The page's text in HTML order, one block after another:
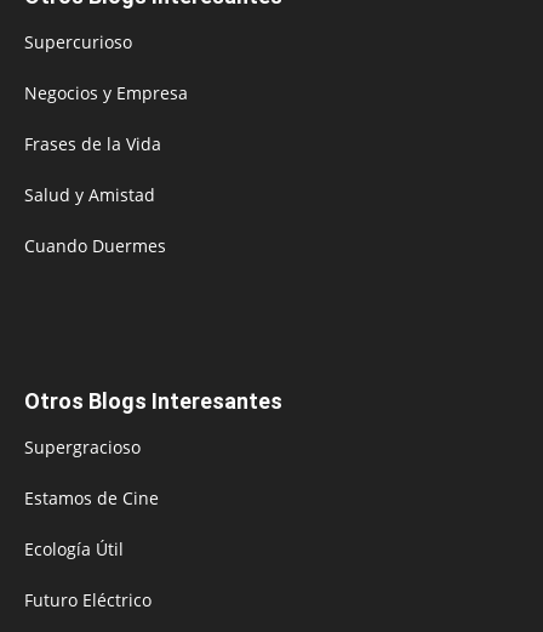
Supercurioso
Negocios y Empresa
Frases de la Vida
Salud y Amistad
Cuando Duermes
Otros Blogs Interesantes
Supergracioso
Estamos de Cine
Ecología Útil
Futuro Eléctrico